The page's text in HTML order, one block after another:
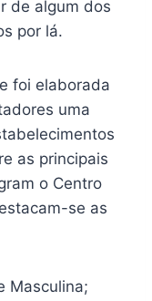
de algum dos
por lá.
foi elaborada
uma
as principais
o Centro
se as
Masculina;